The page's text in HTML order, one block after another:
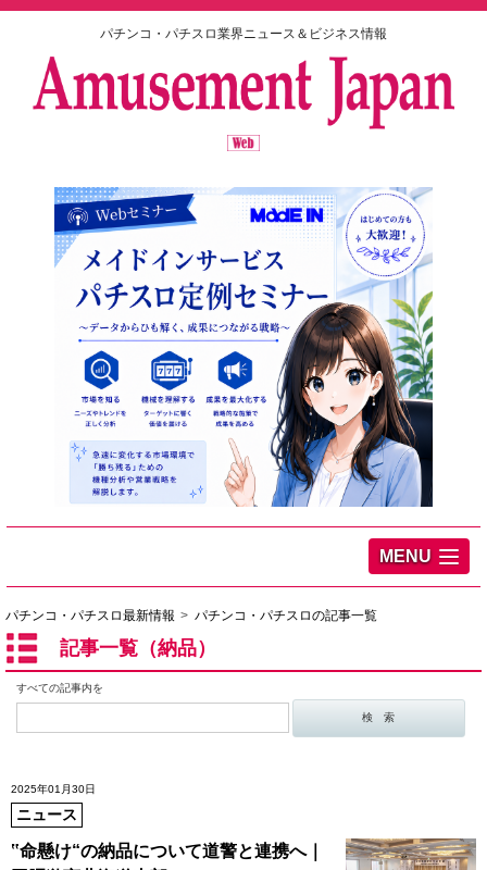
パチンコ・パチスロ業界ニュース＆ビジネス情報
MENU
パチンコ・パチスロ最新情報 パチンコ・パチスロの記事一覧
記事一覧（納品）
すべての記事内を
2025年01月30日
ニュース
‟命懸け“の納品について道警と連携へ｜